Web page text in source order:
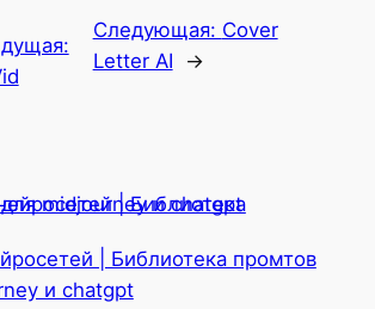
Следующая: Cover
Letter AI
→
| Библиотека промтов
и chatgpt